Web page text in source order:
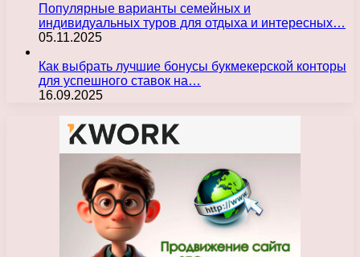
Популярные варианты семейных и
индивидуальных туров для отдыха и интересных…
05.11.2025
Как выбрать лучшие бонусы букмекерской конторы
для успешного ставок на…
16.09.2025